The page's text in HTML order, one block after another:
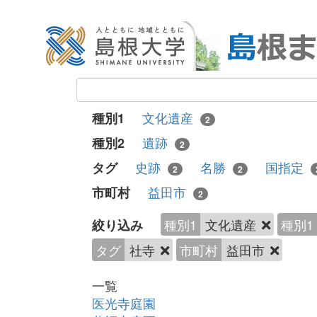
種別1 文化遺産 2
種別2 遺跡 2
タグ 史跡 2 名勝 2 国指定
市町村 益田市 2
絞り込み 種別1 文化遺産
種別1
タグ 社寺 市町村 益田市
一覧
医光寺庭園